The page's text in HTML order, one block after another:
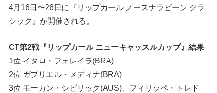
4月16日〜26日に『リップカール ノースナラビーン クラ
シック』が開催される。
CT第2戦『リップカール ニューキャッスルカップ』結果
1位 イタロ・フェレイラ(BRA)
2位 ガブリエル・メディナ(BRA)
3位 モーガン・シビリック(AUS)、フィリッペ・トレド